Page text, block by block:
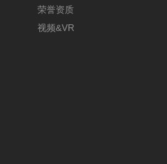
荣誉资质
视频&VR